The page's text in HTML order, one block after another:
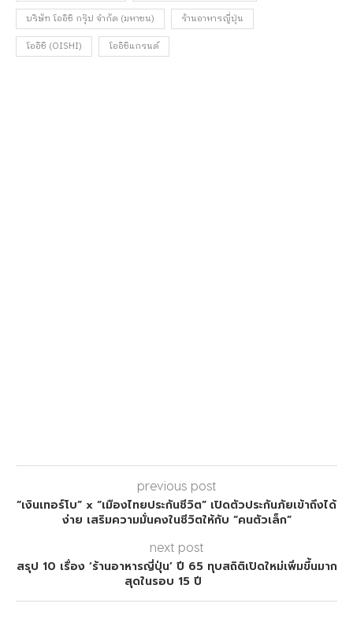
บริษัท โออิชิ กรุ๊ป จำกัด (มหาชน)​
ร้านอาหารญี่ปุ่น
โออิชิ (OISHI)
โออิชิแกรนด์
previous post
“เงินเทอร์โบ” x “เมืองไทยประกันชีวิต” เปิดตัวประกันภัยเข้าถึงได้
ง่าย เสริมความมั่นคงในชีวิตให้กับ “คนตัวเล็ก”
next post
สรุป 10 เรื่อง ‘ร้านอาหารญี่ปุ่น’ ปี 65 ทุบสถิติเปิดใหม่เพิ่มขึ้นมาก
สุดในรอบ 15 ปี